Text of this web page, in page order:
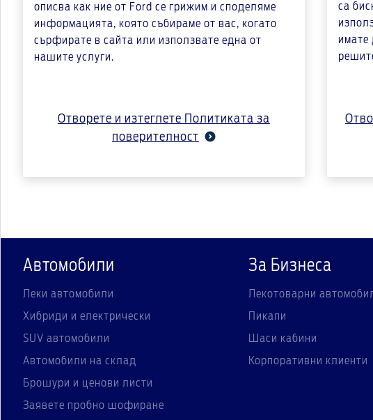
описва как ние от Ford се грижим и споделяме
информацията, която събираме от вас, когато
сърфирате в сайта или използвате една от
нашите услуги.
Отворете и изтеглете Политиката за
поверителност
са
имате
Автомобили
Леки автомобили
Хибриди и електрически
SUV автомобили
Автомобили на склад
Брошури и ценови листи
Заявете пробно шофиране
За Бизнеса
Лекотоварни
Пикапи
Шаси кабини
Корпоративни клиенти